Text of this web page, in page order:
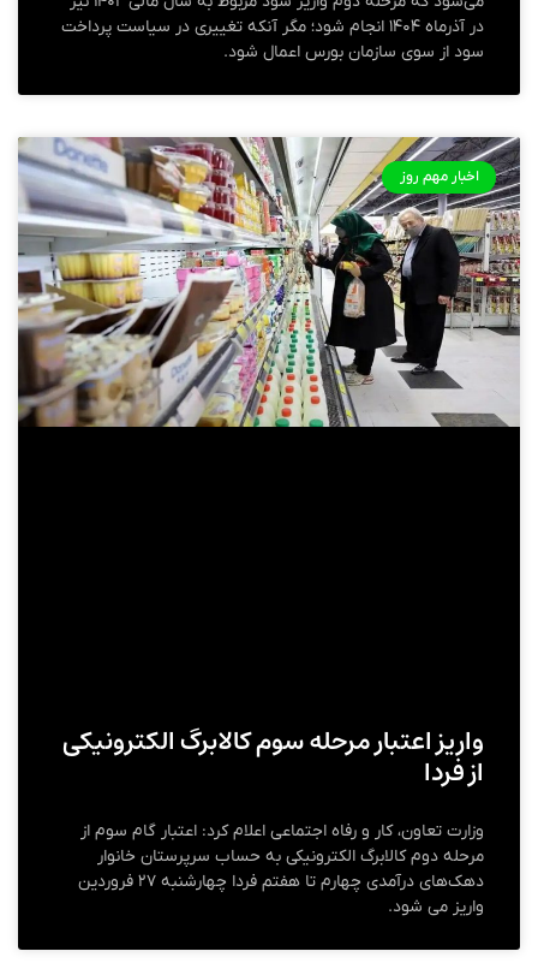
در آذرماه ۱۴۰۴ انجام شود؛ مگر آنکه تغییری در سیاست پرداخت
سود از سوی سازمان بورس اعمال شود.
اخبار مهم روز
واریز اعتبار مرحله سوم کالابرگ الکترونیکی
از فردا
وزارت تعاون، کار و رفاه اجتماعی اعلام کرد: اعتبار گام سوم از
مرحله دوم کالابرگ الکترونیکی به حساب سرپرستان خانوار
دهک‌های درآمدی چهارم تا هفتم فردا چهارشنبه ۲۷ فروردین
واریز می شود.